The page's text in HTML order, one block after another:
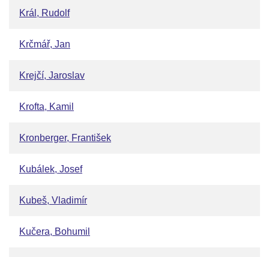
Král, Rudolf
Krčmář, Jan
Krejčí, Jaroslav
Krofta, Kamil
Kronberger, František
Kubálek, Josef
Kubeš, Vladimír
Kučera, Bohumil